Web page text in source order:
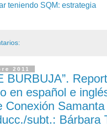
teniendo SQM: estrategia
2011
BURBUJA”.
en español e
Conexión
subt.: Bárbara